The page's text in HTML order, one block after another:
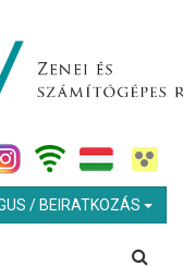
/ BEIRATKOZÁS